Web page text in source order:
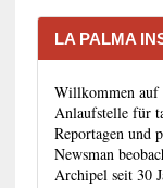
LA PALMA
Willkommen auf
Anlaufstelle für
Reportagen und
Newsman
Archipel seit 30